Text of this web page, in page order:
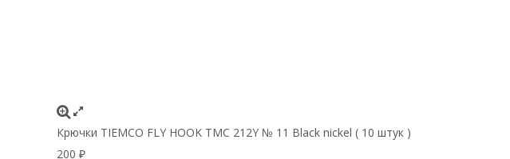
Крючки ТIEMCO FLY HOOK TMC 212Y № 11 Black nickel ( 10 штук )
200 ₽